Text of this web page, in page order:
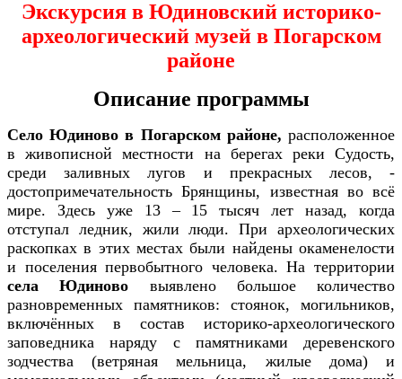
Экскурсия в Юдиновский историко-
археологический музей в Погарском
районе
Описание программы
Село Юдиново в Погарском районе, расположенное
в живописной местности на берегах реки Судость,
среди заливных лугов и прекрасных лесов, -
достопримечательность Брянщины, известная во всё
мире. Здесь уже 13 – 15 тысяч лет назад, когда
отступал ледник, жили люди. При археологических
раскопках в этих местах были найдены окаменелости
и поселения первобытного человека. На территории
села Юдиново выявлено большое количество
разновременных памятников: стоянок, могильников,
включённых в состав историко-археологического
заповедника наряду с памятниками деревенского
зодчества (ветряная мельница, жилые дома) и